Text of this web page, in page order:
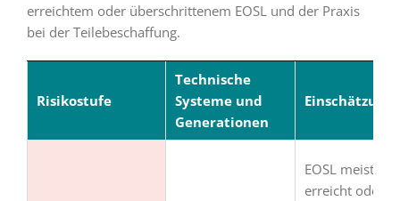
erreichtem oder überschrittenem EOSL und der Praxis
bei der Teilebeschaffung.
Risikostufe
Technische
Systeme und
Generationen
Einschätzung
EOSL meist
erreicht oder